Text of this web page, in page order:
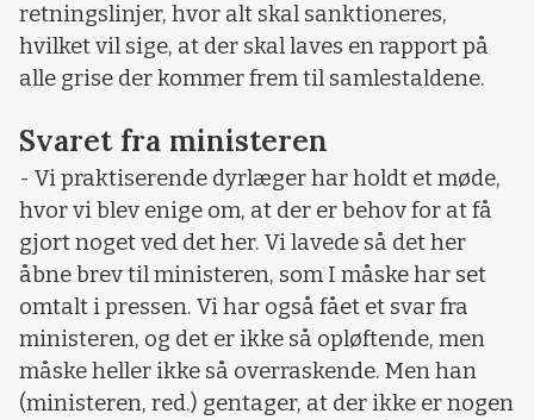
retningslinjer, hvor alt skal sanktioneres,
hvilket vil sige, at der skal laves en rapport på
alle grise der kommer frem til samlestaldene.
Svaret fra ministeren
- Vi praktiserende dyrlæger har holdt et møde,
hvor vi blev enige om, at der er behov for at få
gjort noget ved det her. Vi lavede så det her
åbne brev til ministeren, som I måske har set
omtalt i pressen. Vi har også fået et svar fra
ministeren, og det er ikke så opløftende, men
måske heller ikke så overraskende. Men han
(ministeren, red.) gentager, at der ikke er nogen